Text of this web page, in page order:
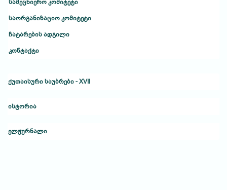
სამეცნიერო კომიტეტი
საორგანიზაციო კომიტეტი
ჩატარების ადგილი
კონტაქტი
ქუთაისური საუბრები - XVII
ისტორია
ელჟურნალი